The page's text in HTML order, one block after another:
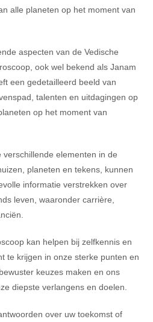
alle planeten op het moment van
aspecten van de Vedische
ook wel bekend als Janam
een gedetailleerd beeld van
talenten en uitdagingen op
op het moment van
elementen in de
planeten en tekens, kunnen
informatie verstrekken over
leven, waaronder carrière,
kan helpen bij zelfkennis en
te krijgen in onze sterke punten en
keuzes maken en ons
diepste verlangens en doelen.
over uw toekomst of